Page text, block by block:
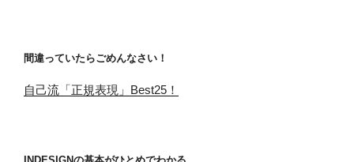
間違っていたらごめんなさい！
自己流「正規表現」Best25！